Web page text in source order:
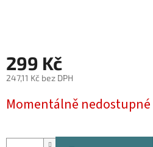
299 Kč
247,11 Kč bez DPH
cena:
Momentálně nedostupné